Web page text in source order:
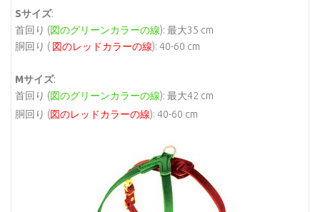
Sサイズ:
首回り (図のグリーンカラーの線): 最大35 cm
胴回り ( 図のレッドカラーの線): 40-60 cm
Mサイズ:
首回り (図のグリーンカラーの線): 最大42 cm
胴回り (図のレッドカラーの線): 40-60 cm